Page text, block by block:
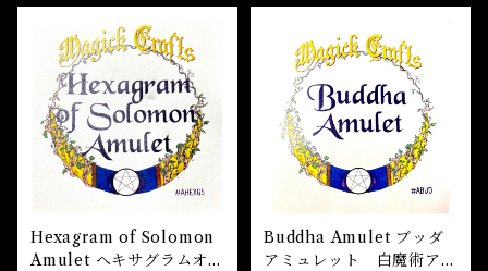
酉 Rooster
戌 Dog
亥 Pig
願望実現
Hexagram of Solomon
Amulet ヘキサグラムオブ
Buddha Amulet ブッダ
アミュレット 白魔術アミ